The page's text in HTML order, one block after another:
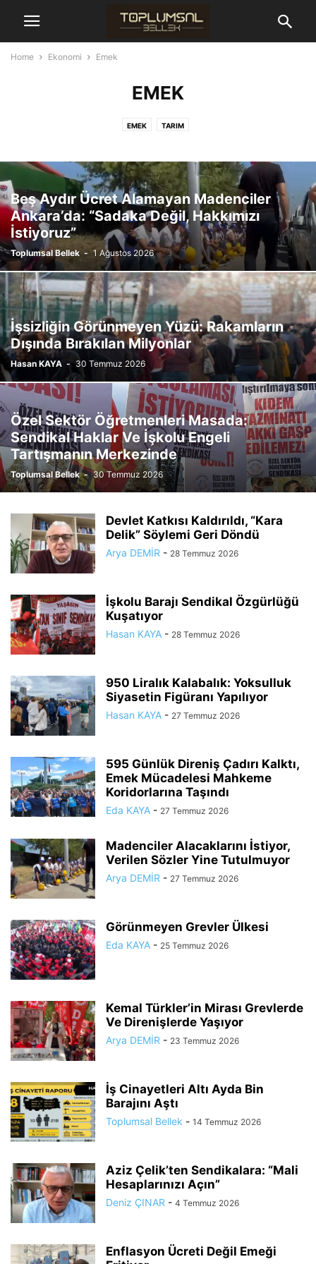
Home Ekonomi Emek
EMEK
EMEK TARIM
Beş Aydır Ücret Alamayan Madenciler
Ankara’da: “Sadaka Değil, Hakkımızı
İstiyoruz”
Toplumsal Bellek - 1 Ağustos 2026
İşsizliğin Görünmeyen Yüzü: Rakamların
Dışında Bırakılan Milyonlar
Hasan KAYA - 30 Temmuz 2026
Özel Sektör Öğretmenleri Masada:
Sendikal Haklar Ve İşkolu Engeli
Tartışmanın Merkezinde
Toplumsal Bellek - 30 Temmuz 2026
Devlet Katkısı Kaldırıldı, “Kara
Delik” Söylemi Geri Döndü
Arya DEMİR - 28 Temmuz 2026
İşkolu Barajı Sendikal Özgürlüğü
Kuşatıyor
Hasan KAYA - 28 Temmuz 2026
950 Liralık Kalabalık: Yoksulluk
Siyasetin Figüranı Yapılıyor
Hasan KAYA - 27 Temmuz 2026
595 Günlük Direniş Çadırı Kalktı,
Emek Mücadelesi Mahkeme
Koridorlarına Taşındı
Eda KAYA - 27 Temmuz 2026
Madenciler Alacaklarını İstiyor,
Verilen Sözler Yine Tutulmuyor
Arya DEMİR - 27 Temmuz 2026
Görünmeyen Grevler Ülkesi
Eda KAYA - 25 Temmuz 2026
Kemal Türkler’in Mirası Grevlerde
Ve Direnişlerde Yaşıyor
Arya DEMİR - 23 Temmuz 2026
İş Cinayetleri Altı Ayda Bin
Barajını Aştı
Toplumsal Bellek - 14 Temmuz 2026
Aziz Çelik’ten Sendikalara: “Mali
Hesaplarınızı Açın”
Deniz ÇINAR - 4 Temmuz 2026
Enflasyon Ücreti Değil Emeği